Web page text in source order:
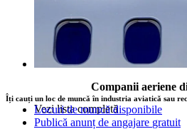
Companii aeriene
Vezi lista completă
Îți cauți un loc de muncă în industria aviatică sau
Locuri de muncă disponibile
Publică anunț de angajare gratuit